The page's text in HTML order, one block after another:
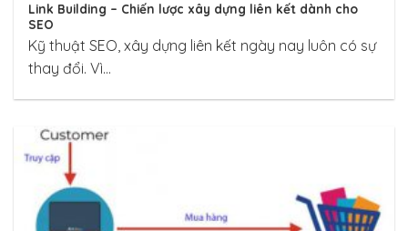
Link Building – Chiến lược xây dựng liên kết dành cho
SEO
Kỹ thuật SEO, xây dựng liên kết ngày nay luôn có sự
thay đổi. Vì...